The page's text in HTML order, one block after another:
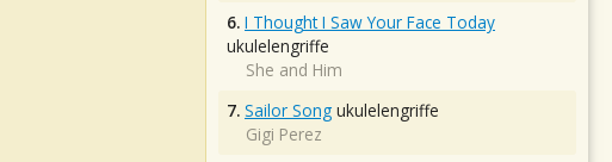
6. I Thought I Saw Your Face Today
ukulelengriffe
She and Him
7. Sailor Song ukulelengriffe
Gigi Perez